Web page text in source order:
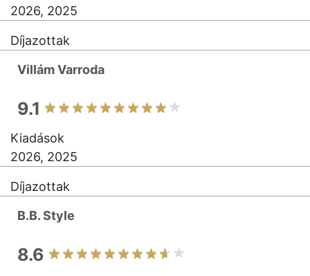
2026, 2025
Díjazottak
Villám Varroda
9.1
Kiadások
2026, 2025
Díjazottak
B.B. Style
8.6